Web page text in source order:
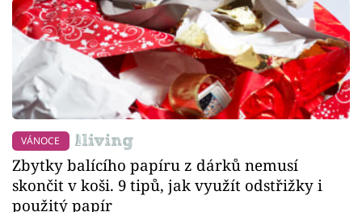
VÁNOCE
Zbytky balícího papíru z dárků nemusí
skončit v koši. 9 tipů, jak využít odstřižky i
použitý papír